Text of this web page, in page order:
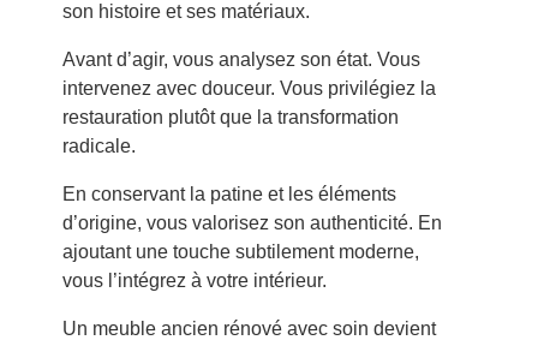
son histoire et ses matériaux.
Avant d’agir, vous analysez son état. Vous
intervenez avec douceur. Vous privilégiez la
restauration plutôt que la transformation
radicale.
En conservant la patine et les éléments
d’origine, vous valorisez son authenticité. En
ajoutant une touche subtilement moderne,
vous l’intégrez à votre intérieur.
Un meuble ancien rénové avec soin devient